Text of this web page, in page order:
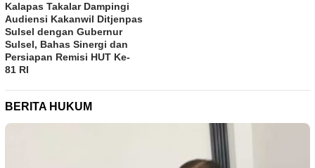
Kalapas Takalar Dampingi
Audiensi Kakanwil Ditjenpas
Sulsel dengan Gubernur
Sulsel, Bahas Sinergi dan
Persiapan Remisi HUT Ke-
81 RI
BERITA HUKUM